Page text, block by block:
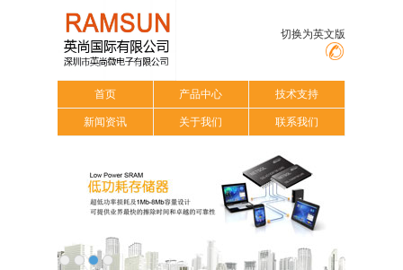
切换为英文版
首页 产品中心 技术支持
新闻资讯 关于我们 联系我们